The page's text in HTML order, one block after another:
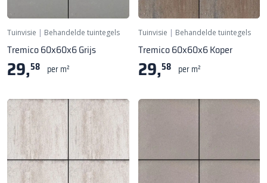
Tuinvisie | Behandelde tuintegels
Tremico 60x60x6 Grijs
29,58 per m²
Tuinvisie | Behandelde tuintegels
Tremico 60x60x6 Koper
29,58 per m²